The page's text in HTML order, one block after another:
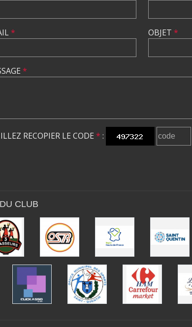
* OBJET *
*
RECOPIER LE CODE * :
CLUB